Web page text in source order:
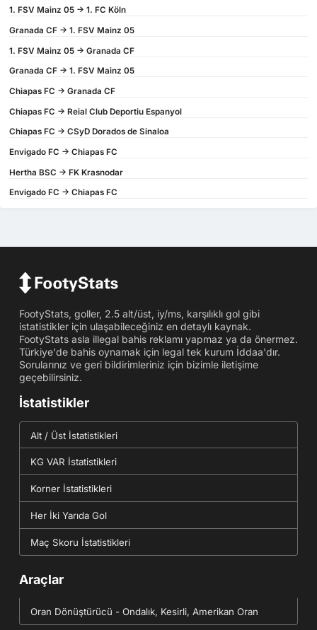
1. FSV Mainz 05 -> 1. FC Köln
Granada CF -> 1. FSV Mainz 05
1. FSV Mainz 05 -> Granada CF
Granada CF -> 1. FSV Mainz 05
Chiapas FC -> Granada CF
Chiapas FC -> Reial Club Deportiu Espanyol
Chiapas FC -> CSyD Dorados de Sinaloa
Envigado FC -> Chiapas FC
Hertha BSC -> FK Krasnodar
Envigado FC -> Chiapas FC
FootyStats, goller, 2.5 alt/üst, iy/ms, karşılıklı gol gibi
istatistikler için ulaşabileceğiniz en detaylı kaynak.
FootyStats asla illegal bahis reklamı yapmaz ya da önermez.
Türkiye'de bahis oynamak için legal tek kurum İddaa'dır.
Sorularınız ve geri bildirimleriniz için bizimle iletişime
geçebilirsiniz.
İstatistikler
Alt / Üst İstatistikleri
KG VAR İstatistikleri
Korner İstatistikleri
Her İki Yarıda Gol
Maç Skoru İstatistikleri
Araçlar
Oran Dönüştürücü - Ondalık, Kesirli, Amerikan Oran